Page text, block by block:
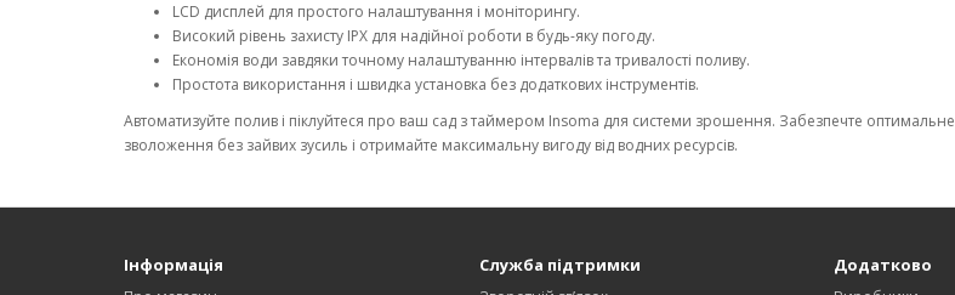
LCD дисплей для простого налаштування і моніторингу.
Високий рівень захисту IPX для надійної роботи в будь-яку погоду.
Економія води завдяки точному налаштуванню інтервалів та тривалості поливу.
Простота використання і швидка установка без додаткових інструментів.
Автоматизуйте полив і піклуйтеся про ваш сад з таймером Insoma для системи зрошення. Забезпечте оптимальне
зволоження без зайвих зусиль і отримайте максимальну вигоду від водних ресурсів.
Інформація Служба підтримки Додатково